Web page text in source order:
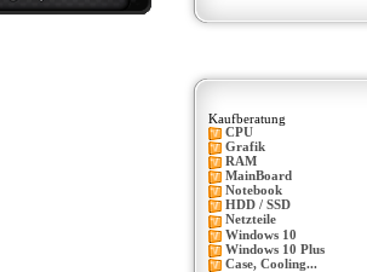
Kaufberatung
CPU
Grafik
RAM
MainBoard
Notebook
HDD / SSD
Netzteile
Windows 10
Windows 10 Plus
Case, Cooling...